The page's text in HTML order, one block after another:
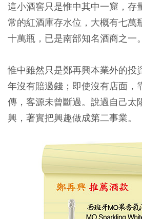
這小酒窖只是惟中其中一窟，存
常的紅酒庫存水位，大概有七萬
十萬瓶，已是南部知名酒商之一。
惟中雖然只是鄭再興本業外的投
年沒有賠過錢；即使沒有店面，
傳，客源未曾斷過。說過自己太
興，著實把興趣做成第二事業。